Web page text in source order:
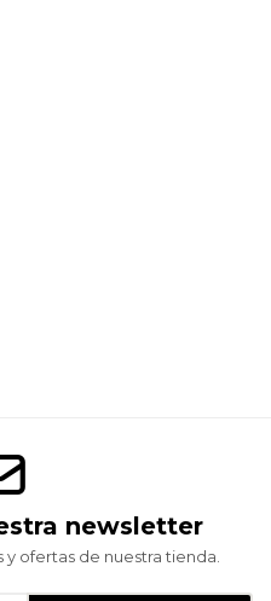
newsletter
ofertas de nuestra tienda.